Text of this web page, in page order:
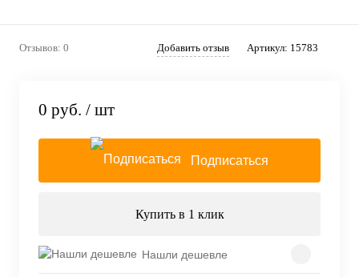
Отзывов: 0 Добавить отзыв Артикул: 15783
0 руб. / шт
Подписаться
Купить в 1 клик
Нашли дешевле